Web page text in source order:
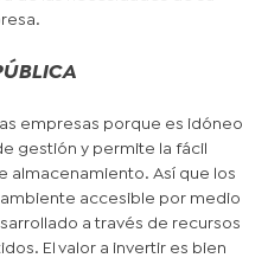
empresas porque es idóneo
gestión y permite la fácil
almacenamiento. Así que los
accesible por medio
a través de recursos
El valor a invertir es bien